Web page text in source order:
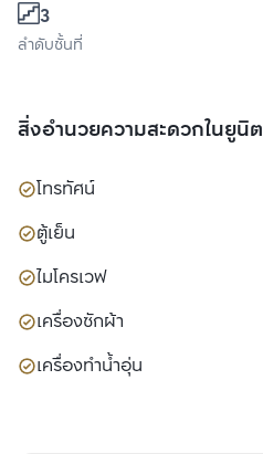
3
ลำดับชั้นที่
สิ่งอำนวยความสะดวกในยูนิต
โทรทัศน์
ตู้เย็น
ไมโครเวฟ
เครื่องซักผ้า
เครื่องทำน้ำอุ่น